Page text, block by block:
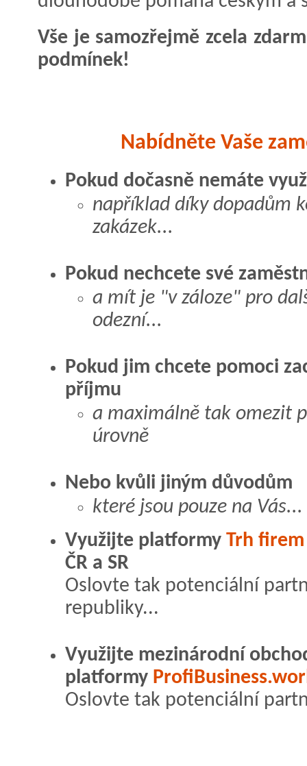
Vše je samozřejmě zcela
podmínek!
Nabídněte Vaše
Pokud dočasně nemáte
například díky dopadům
zakázek...
Pokud nechcete své
a mít je "v záloze" pro
odezní...
Pokud jim chcete pomoci
příjmu
a maximálně tak omezit
úrovně
Nebo kvůli jiným důvodům
které jsou pouze na Vás...
Využijte platformy Trh firem
ČR a SR
Oslovte tak potenciální
republiky...
Využijte mezinárodní
platformy
Oslovte tak potenciální